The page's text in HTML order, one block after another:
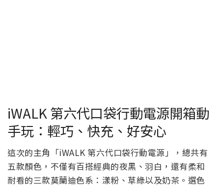
iWALK 第六代口袋行動電源開箱動
手玩：輕巧、快充、好安心
這次的主角「iWALK 第六代口袋行動電源」，總共有
五款顏色，不僅有百搭經典的夜黑、羽白，還有柔和
耐看的三款莫蘭迪色系：漾粉、草綠以及奶茶。選色